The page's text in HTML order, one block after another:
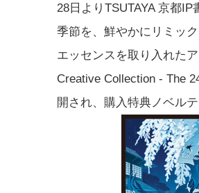
28日よりTSUTAYA 京都
季節を、鮮やかにリミッ
エッセンスを取り入れた
Creative Collection - The
開され、購入特典ノベル